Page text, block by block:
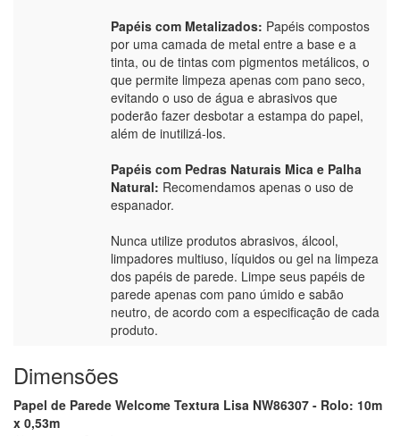
Papéis com Metalizados: Papéis compostos
por uma camada de metal entre a base e a
tinta, ou de tintas com pigmentos metálicos, o
que permite limpeza apenas com pano seco,
evitando o uso de água e abrasivos que
poderão fazer desbotar a estampa do papel,
além de inutilizá-los.
Papéis com Pedras Naturais Mica e Palha
Natural: Recomendamos apenas o uso de
espanador.
Nunca utilize produtos abrasivos, álcool,
limpadores multiuso, líquidos ou gel na limpeza
dos papéis de parede. Limpe seus papéis de
parede apenas com pano úmido e sabão
neutro, de acordo com a especificação de cada
produto.
Dimensões
Papel de Parede Welcome Textura Lisa NW86307 - Rolo: 10m
x 0,53m